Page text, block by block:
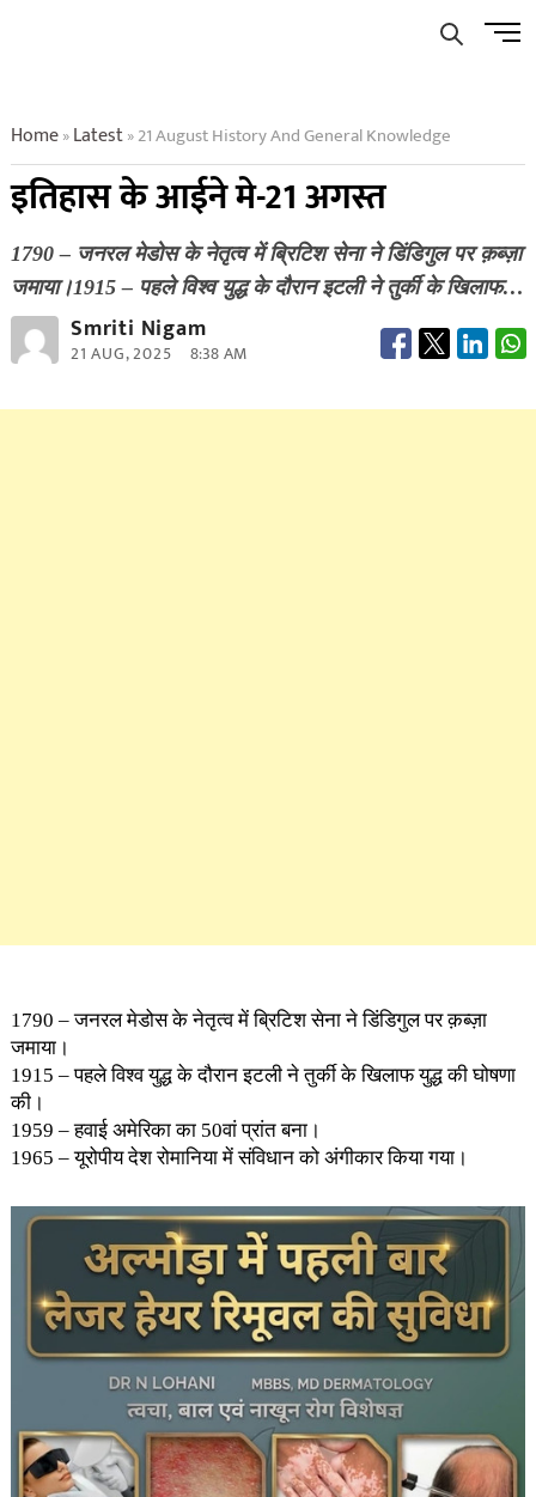
Menu
Home»Latest»21 August History And General Knowledge
इतिहास के आईने मे-21 अगस्त
1790 – जनरल मेडोस के नेतृत्व में ब्रिटिश सेना ने डिंडिगुल पर क़ब्ज़ा
जमाया।1915 – पहले विश्व युद्ध के दौरान इटली ने तुर्की के खिलाफ…
Smriti Nigam
21 AUG, 2025 8:38 AM
1790 – जनरल मेडोस के नेतृत्व में ब्रिटिश सेना ने डिंडिगुल पर क़ब्ज़ा
जमाया।
1915 – पहले विश्व युद्ध के दौरान इटली ने तुर्की के खिलाफ युद्ध की घोषणा
की।
1959 – हवाई अमेरिका का 50वां प्रांत बना।
1965 – यूरोपीय देश रोमानिया में संविधान को अंगीकार किया गया।